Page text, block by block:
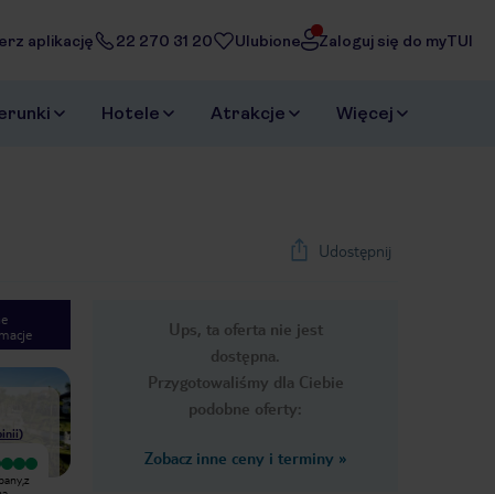
aplikację 22 270 31 20 Ulubione Zaloguj się do myTUI
Hotele Atrakcje Więcej
Udostępnij
Ups, ta oferta nie jest
dostępna.
Przygotowaliśmy dla Ciebie
podobne oferty:
Zobacz inne ceny i terminy »
Next slide
1/26
)
Bardzo dobry Wyjątkowy